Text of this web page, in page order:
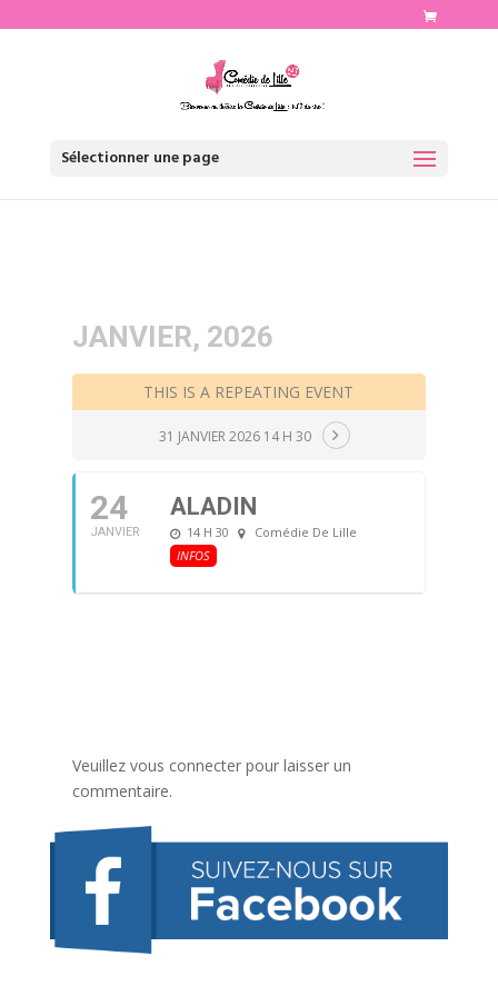
Sélectionner une page
JANVIER, 2026
THIS IS A REPEATING EVENT
31 JANVIER 2026 14 H 30
24
JANVIER
ALADIN
14 H 30
Comédie De Lille
INFOS
Veuillez vous connecter pour laisser un
commentaire.